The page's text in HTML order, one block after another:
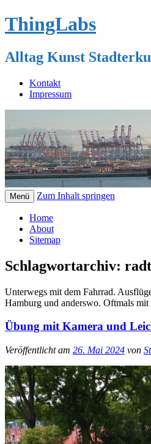
ThingLabs
Alltag Kunst
Kontakt
Impressum
Menü Zum Inhalt springen
Home
About
Sitemap
Schlagwortarchiv:
Unterwegs mit dem Fahrrad.
Hamburg und anderswo. Oftmals mit
Übung mit Kamera und
Veröffentlicht am 26. Mai 2024 von